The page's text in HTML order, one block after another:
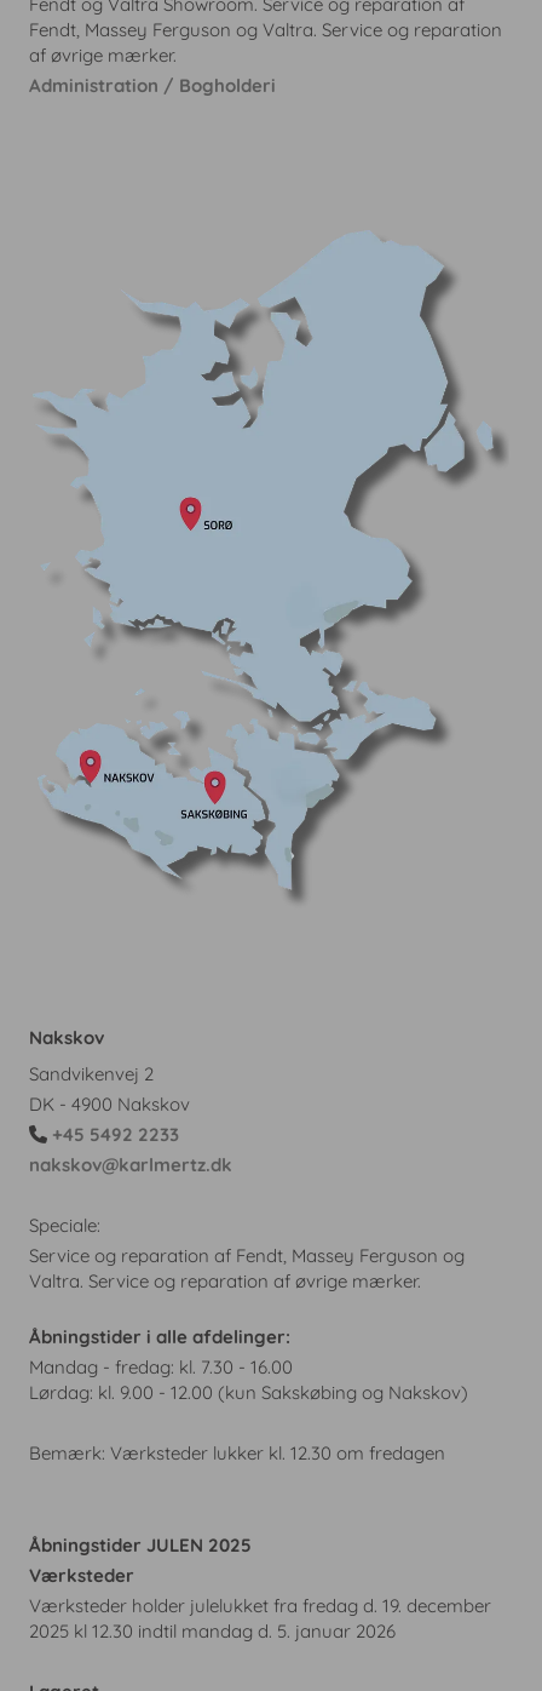
Fendt, Massey Ferguson og Valtra. Service og reparation
af øvrige mærker.
Administration / Bogholderi
Nakskov
Sandvikenvej 2
DK - 4900 Nakskov
 +45 5492 2233
nakskov@karlmertz.dk
Speciale:
Service og reparation af Fendt, Massey Ferguson og
Valtra. Service og reparation af øvrige mærker.
Åbningstider i alle afdelinger:
Mandag - fredag: kl. 7.30 - 16.00
Lørdag: kl. 9.00 - 12.00 (kun Sakskøbing og Nakskov)
Bemærk: Værksteder lukker kl. 12.30 om fredagen
Åbningstider JULEN 2025
Værksteder
Værksteder holder julelukket fra fredag d. 19. december
2025 kl 12.30 indtil mandag d. 5. januar 2026